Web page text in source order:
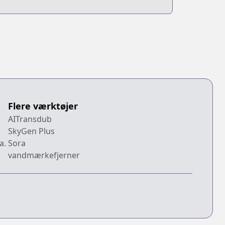
Flere værktøjer
AITransdub
SkyGen Plus
Sora
vandmærkefjerner